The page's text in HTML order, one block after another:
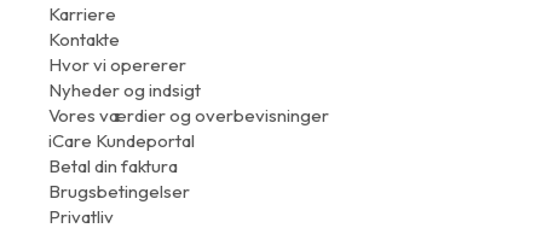
Karriere
Kontakte
Hvor vi opererer
Nyheder og indsigt
Vores værdier og overbevisninger
iCare Kundeportal
Betal din faktura
Brugsbetingelser
Privatliv